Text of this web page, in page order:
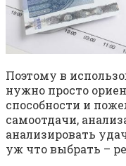
Поэтому в
нужно просто
способности и
самоотдачи,
анализировать
уж что выбрать –